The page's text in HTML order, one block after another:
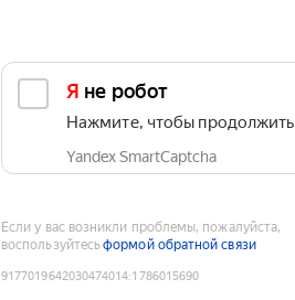
Я не робот
Нажмите, чтобы продолжить
Yandex SmartCaptcha
Если у вас возникли проблемы, пожалуйста,
воспользуйтесьформой обратной связи
9177019642030474014:1786015690